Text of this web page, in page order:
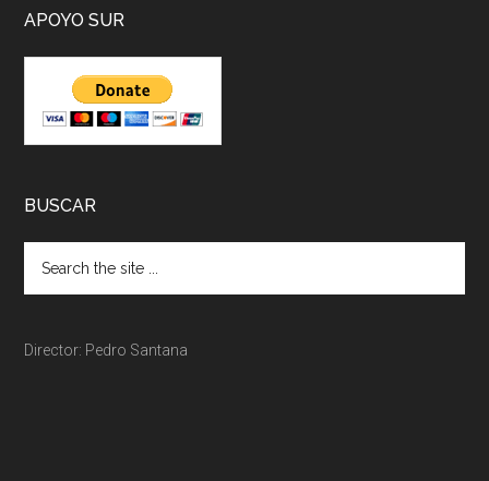
APOYO SUR
BUSCAR
Director: Pedro Santana